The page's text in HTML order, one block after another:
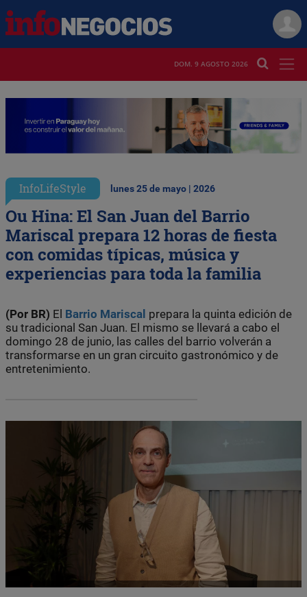
DOM. 9 AGOSTO 2026
InfoLifeStyle lunes 25 de mayo | 2026
Ou Hina: El San Juan del Barrio
Mariscal prepara 12 horas de fiesta
con comidas típicas, música y
experiencias para toda la familia
(Por BR) El Barrio Mariscal prepara la quinta edición de
su tradicional San Juan. El mismo se llevará a cabo el
domingo 28 de junio, las calles del barrio volverán a
transformarse en un gran circuito gastronómico y de
entretenimiento.